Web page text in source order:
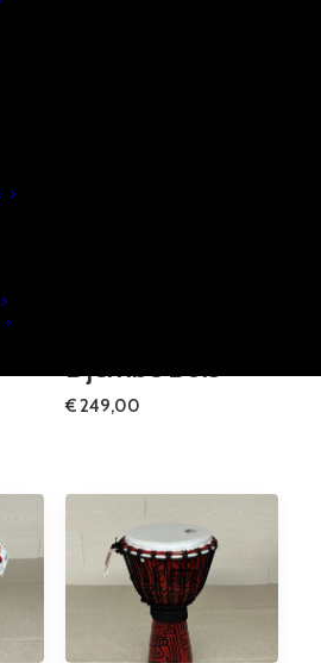
Djembé Bois
€249,00